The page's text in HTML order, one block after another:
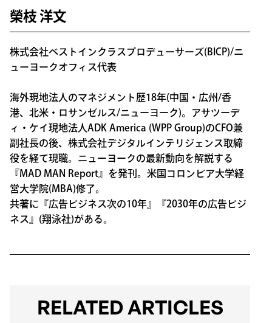
榮枝 洋文
株式会社ベストインクラスプロデューサーズ(BICP)/ニ
ューヨークオフィス代表
海外現地法人のマネジメント歴18年(中国・広州/香
港、北米・ロサンゼルス/ニューヨーク)。アサツーデ
ィ・ケイ現地法人ADK America (WPP Group)のCFO兼
副社長の後、株式会社デジタルインテリジェンス取締
役を経て現職。ニューヨークの最新動向を解説する
『MAD MAN Report』を発刊。米国コロンビア大学経
営大学院(MBA)修了。
共著に『広告ビジネス次の10年』『2030年の広告ビジ
ネス』(翔泳社)がある。
RELATED ARTICLES